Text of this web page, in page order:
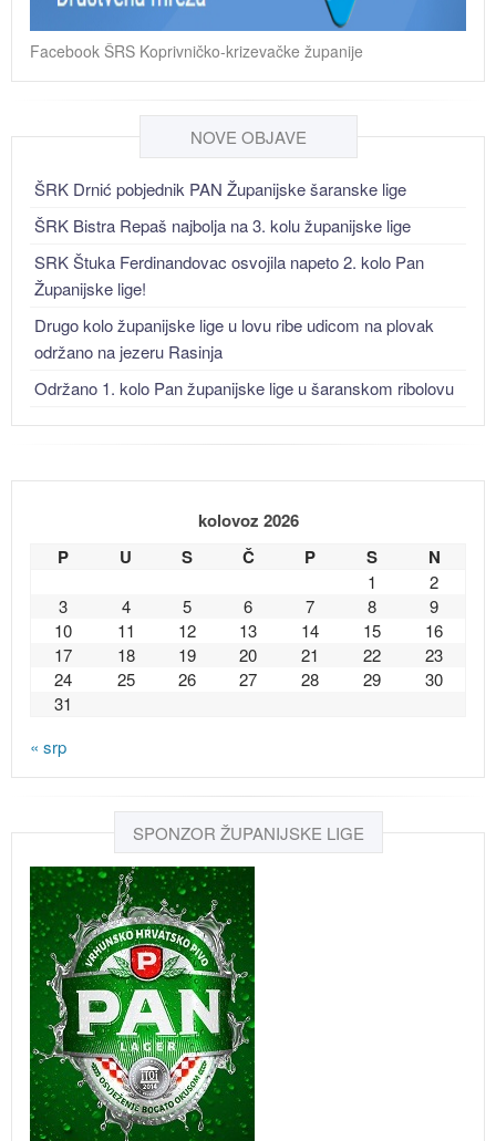
Facebook ŠRS Koprivničko-krizevačke županije
NOVE OBJAVE
ŠRK Drnić pobjednik PAN Županijske šaranske lige
ŠRK Bistra Repaš najbolja na 3. kolu županijske lige
SRK Štuka Ferdinandovac osvojila napeto 2. kolo Pan
Županijske lige!
Drugo kolo županijske lige u lovu ribe udicom na plovak
održano na jezeru Rasinja
Održano 1. kolo Pan županijske lige u šaranskom ribolovu
kolovoz 2026
P
U S Č P S N
1
2
3
4 5 6 7 8
9
10
11 12 13 14 15
16
17
18 19 20 21 22
23
24
25 26 27 28 29
30
31
« srp
SPONZOR ŽUPANIJSKE LIGE